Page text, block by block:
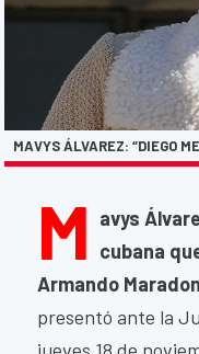
MAVYS ÁLVAREZ: “DIEGO
M avys
cubana
Armando
presentó ante la